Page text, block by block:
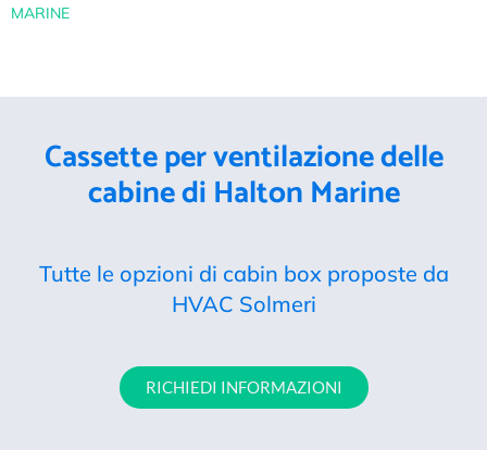
MARINE
Cassette per ventilazione delle
cabine di Halton Marine
Tutte le opzioni di cabin box proposte da
HVAC Solmeri
RICHIEDI INFORMAZIONI